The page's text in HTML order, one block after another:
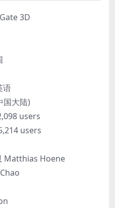
3D
大陆)
users
users
Hoene